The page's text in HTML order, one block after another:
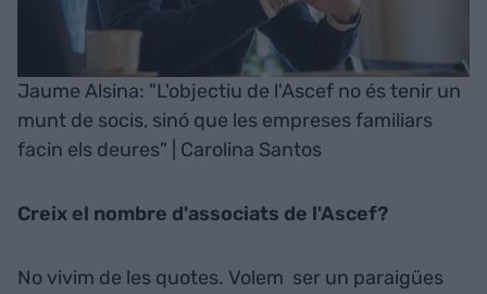
Jaume Alsina: "L'objectiu de l'Ascef no és tenir un
munt de socis, sinó que les empreses familiars
facin els deures" | Carolina Santos
Creix el nombre d'associats de l'Ascef?
No vivim de les quotes. Volem ser un paraigües